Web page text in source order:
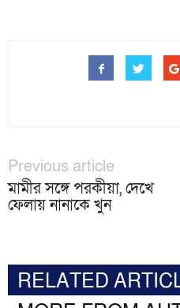
Previous article
মামীর সঙ্গে পরকীয়া, দেখে
ফেলায় নানাকে খুন
RELATED